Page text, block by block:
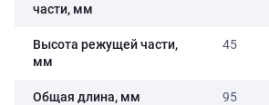
части, мм
Высота режущей части,
мм
45
Общая длина, мм 95